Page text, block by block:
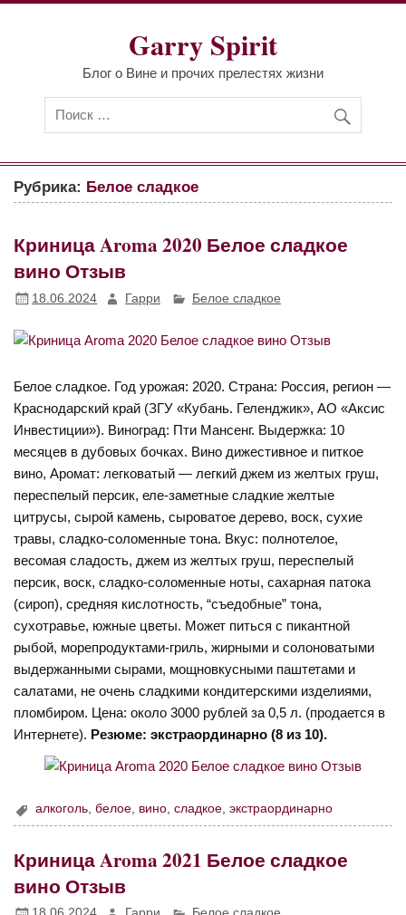
Перейти
Garry Spirit
Блог о Вине и прочих прелестях жизни
Рубрика: Белое сладкое
Криница Aroma 2020 Белое сладкое
вино Отзыв
18.06.2024 Гарри Белое сладкое
Белое сладкое. Год урожая: 2020. Страна: Россия, регион —
Краснодарский край (ЗГУ «Кубань. Геленджик», АО «Аксис
Инвестиции»). Виноград: Пти Мансенг. Выдержка: 10
месяцев в дубовых бочках. Вино дижестивное и питкое
вино, Аромат: легковатый — легкий джем из желтых груш,
переспелый персик, еле-заметные сладкие желтые
цитрусы, сырой камень, сыроватое дерево, воск, сухие
травы, сладко-соломенные тона. Вкус: полнотелое,
весомая сладость, джем из желтых груш, переспелый
персик, воск, сладко-соломенные ноты, сахарная патока
(сироп), средняя кислотность, “съедобные” тона,
сухотравье, южные цветы. Может питься с пикантной
рыбой, морепродуктами-гриль, жирными и солоноватыми
выдержанными сырами, мощновкусными паштетами и
салатами, не очень сладкими кондитерскими изделиями,
пломбиром. Цена: около 3000 рублей за 0,5 л. (продается в
Интернете). Резюме: экстраординарно (8 из 10).
алкоголь,белое, вино,сладкое,экстраординарно
Криница Aroma 2021 Белое сладкое
вино Отзыв